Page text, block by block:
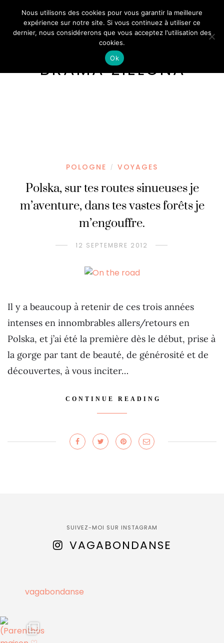
BRAMA ZIELONA
POLOGNE / VOYAGES
Polska, sur tes routes sinueuses je
m’aventure, dans tes vastes forêts je
m’engouffre.
12 SEPTEMBRE 2012
Il y a beaucoup à retenir de ces trois années
intenses en innombrables allers/retours en
Polska, et j’ai été la première dès le début, prise à
la gorge par tant de beauté, de générosité et de
découvertes, à vous inciter…
CONTINUE READING
SUIVEZ-MOI SUR INSTAGRAM
VAGABONDANSE
vagabondanse
Nous utilisons des cookies pour vous garantir la meilleure
expérience sur notre site. Si vous continuez à utiliser ce
dernier, nous considérerons que vous acceptez l'utilisation des
cookies.
Ok